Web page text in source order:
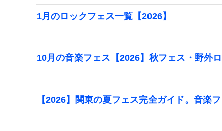
1月のロックフェス一覧【2026】
10月の音楽フェス【2026】秋フェス・野外
【2026】関東の夏フェス完全ガイド。音楽